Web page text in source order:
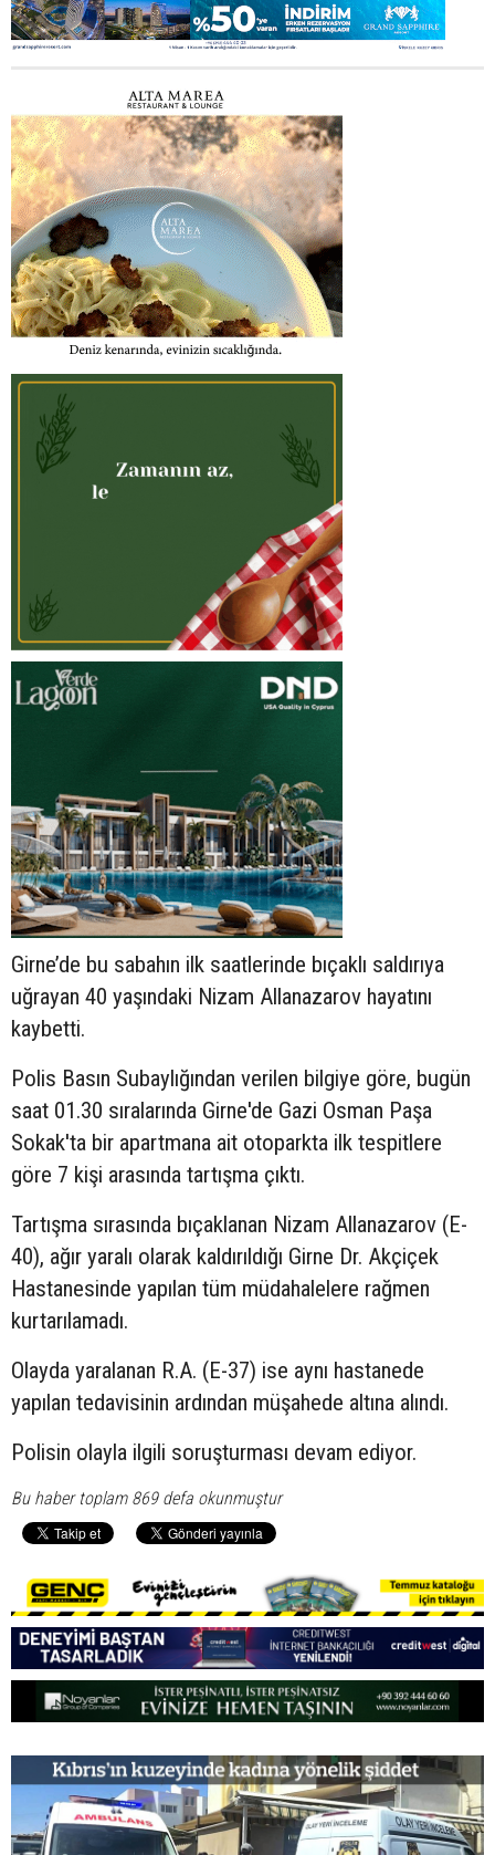
Girne’de bu sabahın ilk saatlerinde bıçaklı saldırıya
uğrayan 40 yaşındaki Nizam Allanazarov hayatını
kaybetti.
Polis Basın Subaylığından verilen bilgiye göre, bugün
saat 01.30 sıralarında Girne'de Gazi Osman Paşa
Sokak'ta bir apartmana ait otoparkta ilk tespitlere
göre 7 kişi arasında tartışma çıktı.
Tartışma sırasında bıçaklanan Nizam Allanazarov (E-
40), ağır yaralı olarak kaldırıldığı Girne Dr. Akçiçek
Hastanesinde yapılan tüm müdahalelere rağmen
kurtarılamadı.
Olayda yaralanan R.A. (E-37) ise aynı hastanede
yapılan tedavisinin ardından müşahede altına alındı.
Polisin olayla ilgili soruşturması devam ediyor.
Bu haber toplam 869 defa okunmuştur